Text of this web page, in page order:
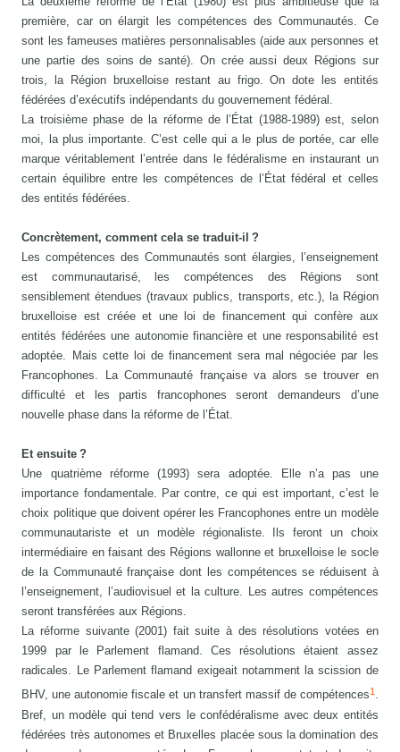
première, car on élargit les compétences des Communautés. Ce
sont les fameuses matières personnalisables (aide aux personnes et
une partie des soins de santé). On crée aussi deux Régions sur
trois, la Région bruxelloise restant au frigo. On dote les entités
fédérées d’exécutifs indépendants du gouvernement fédéral.
La troisième phase de la réforme de l’État (1988-1989) est, selon
moi, la plus importante. C’est celle qui a le plus de portée, car elle
marque véritablement l’entrée dans le fédéralisme en instaurant un
certain équilibre entre les compétences de l’État fédéral et celles
des entités fédérées.
Concrètement, comment cela se traduit-il ?
Les compétences des Communautés sont élargies, l’enseignement
est communautarisé, les compétences des Régions sont
sensiblement étendues (travaux publics, transports, etc.), la Région
bruxelloise est créée et une loi de financement qui confère aux
entités fédérées une autonomie financière et une responsabilité est
adoptée. Mais cette loi de financement sera mal négociée par les
Francophones. La Communauté française va alors se trouver en
difficulté et les partis francophones seront demandeurs d’une
nouvelle phase dans la réforme de l’État.
Et ensuite ?
Une quatrième réforme (1993) sera adoptée. Elle n’a pas une
importance fondamentale. Par contre, ce qui est important, c’est le
choix politique que doivent opérer les Francophones entre un modèle
communautariste et un modèle régionaliste. Ils feront un choix
intermédiaire en faisant des Régions wallonne et bruxelloise le socle
de la Communauté française dont les compétences se réduisent à
l’enseignement, l’audiovisuel et la culture. Les autres compétences
seront transférées aux Régions.
La réforme suivante (2001) fait suite à des résolutions votées en
1999 par le Parlement flamand. Ces résolutions étaient assez
radicales. Le Parlement flamand exigeait notamment la scission de
BHV, une autonomie fiscale et un transfert massif de compétences1.
Bref, un modèle qui tend vers le confédéralisme avec deux entités
fédérées très autonomes et Bruxelles placée sous la domination des